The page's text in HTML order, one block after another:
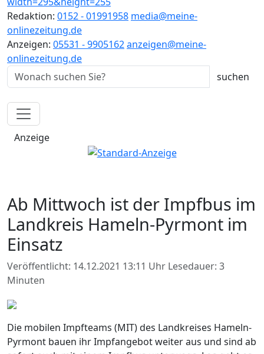
Redaktion: 0152 - 01991958 media@meine-
onlinezeitung.de
Anzeigen: 05531 - 9905162anzeigen@meine-
onlinezeitung.de
Anzeige
Ab Mittwoch ist der Impfbus im
Landkreis Hameln-Pyrmont im
Einsatz
Veröffentlicht: 14.12.2021 13:11 Uhr Lesedauer: 3
Minuten
Die mobilen Impfteams (MIT) des Landkreises Hameln-
Pyrmont bauen ihr Impfangebot weiter aus und sind ab